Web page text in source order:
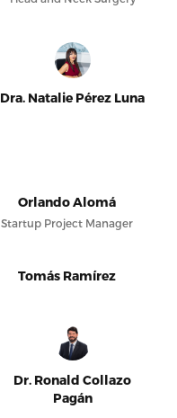
Dra. Natalie Pérez Luna
Orlando Alomá
Startup Project Manager
Tomás Ramírez
Dr. Ronald Collazo
Pagán